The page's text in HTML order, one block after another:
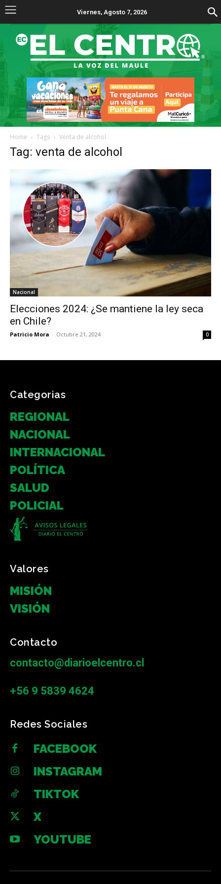
Viernes, Agosto 7, 2026
Home Tags Venta de alcohol
Tag: venta de alcohol
Nacional
Elecciones 2024: ¿Se mantiene la ley seca
en Chile?
Patricio Mora - Octubre 21, 2024 0
Categorias
REGIONAL
NACIONAL
INTERNACIONAL
POLÍTICA
SALUD
POLICIAL
Valores
MISIÓN
VISIÓN
Contacto
contacto@diarioelcentro.cl
+56 9 5839 4624
Redes Sociales
FACEBOOK
INSTAGRAM
TIKTOK
X
YOUTUBE